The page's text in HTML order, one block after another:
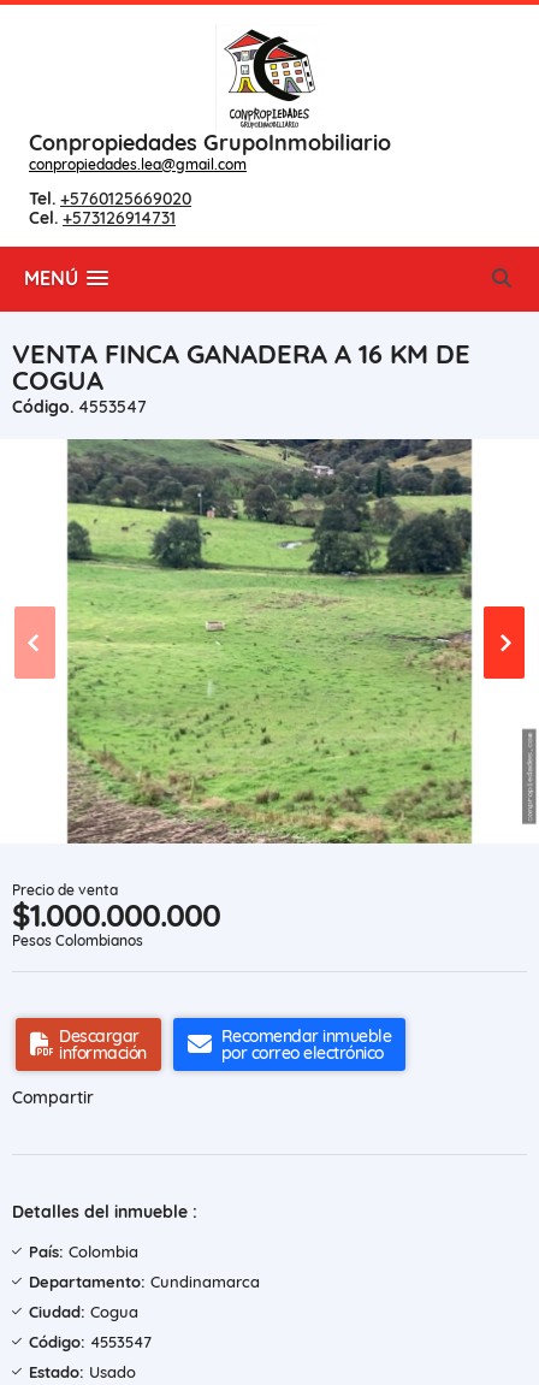
Conpropiedades GrupoInmobiliario
conpropiedades.lea@gmail.com
Tel. +5760125669020
Cel. +573126914731
MENÚ
VENTA FINCA GANADERA A 16 KM DE
COGUA
Código. 4553547
Precio de venta
$1.000.000.000
Pesos Colombianos
Descargar
información
Recomendar inmueble
por correo electrónico
Compartir
Detalles del inmueble :
País: Colombia
Departamento: Cundinamarca
Ciudad: Cogua
Código: 4553547
Estado: Usado